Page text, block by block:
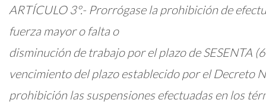
ARTÍCULO 3°.- Prorrógase la prohibición de
fuerza mayor o falta o
disminución de trabajo por el plazo de SESENTA
vencimiento del plazo establecido por el Decreto
prohibición las suspensiones efectuadas en los